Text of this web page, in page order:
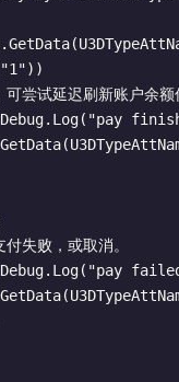
尝试延迟刷新账户余额